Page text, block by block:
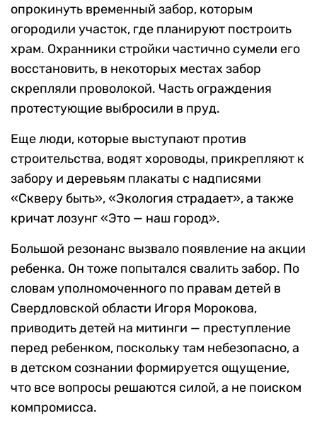
опрокинуть временный забор, которым
огородили участок, где планируют построить
храм. Охранники стройки частично сумели его
восстановить, в некоторых местах забор
скрепляли проволокой. Часть ограждения
протестующие выбросили в пруд.
Еще люди, которые выступают против
строительства, водят хороводы, прикрепляют к
забору и деревьям плакаты с надписями
«Скверу быть», «Экология страдает», а также
кричат лозунг «Это — наш город».
Большой резонанс вызвало появление на акции
ребенка. Он тоже попытался свалить забор. По
словам уполномоченного по правам детей в
Свердловской области Игоря Морокова,
приводить детей на митинги — преступление
перед ребенком, поскольку там небезопасно, а
в детском сознании формируется ощущение,
что все вопросы решаются силой, а не поиском
компромисса.